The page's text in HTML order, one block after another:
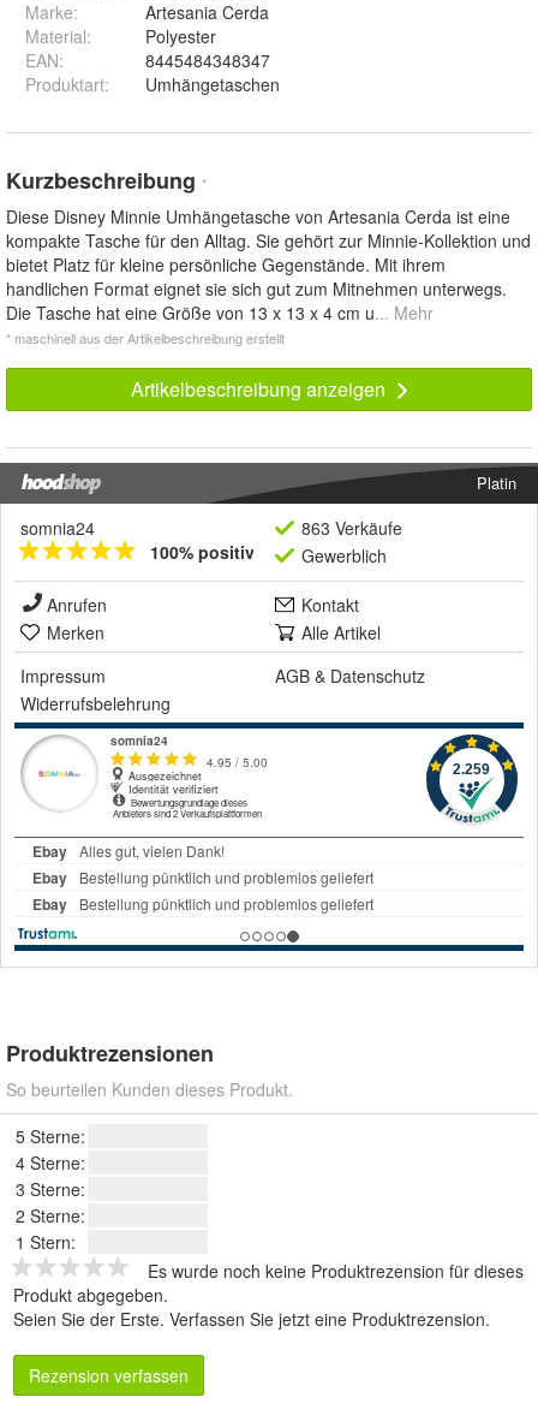
Marke:
Artesania Cerda
Material:
Polyester
EAN:
8445484348347
Produktart: Umhängetaschen
Kurzbeschreibung *
Diese Disney Minnie Umhängetasche von Artesania Cerda ist eine
kompakte Tasche für den Alltag. Sie gehört zur Minnie-Kollektion und
bietet Platz für kleine persönliche Gegenstände. Mit ihrem
handlichen Format eignet sie sich gut zum Mitnehmen unterwegs.
Die Tasche hat eine Größe von 13 x 13 x 4 cm u... Mehr
* maschinell aus der Artikelbeschreibung erstellt
Artikelbeschreibung anzeigen
Platin
somnia24
100% positiv
863 Verkäufe
Gewerblich
Anrufen
Kontakt
Merken
Alle Artikel
Impressum
AGB & Datenschutz
Widerrufsbelehrung
Produktrezensionen
So beurteilen Kunden dieses Produkt.
5 Sterne:
4 Sterne:
3 Sterne:
2 Sterne:
1 Stern:
Es wurde noch keine Produktrezension für dieses
Produkt abgegeben.
Seien Sie der Erste. Verfassen Sie jetzt eine Produktrezension.
Rezension verfassen